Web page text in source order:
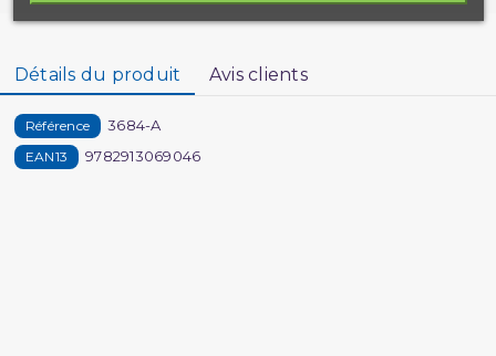
Détails du produit Avis clients
Référence 3684-A
EAN13 9782913069046